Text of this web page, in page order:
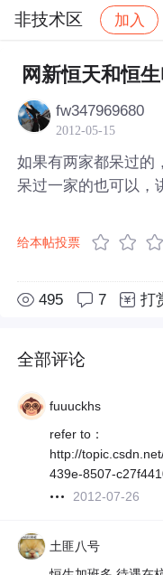
非技术区 加入
社区 非技术区
网新恒天和恒
fw347969680
2012-05-15
如果有两家都呆过的
呆过一家的也可以，
给本帖投票
495 7 打
全部评论
fuuuckhs
refer to：
http://
439e-8507-
2012-07-26
土匪八号